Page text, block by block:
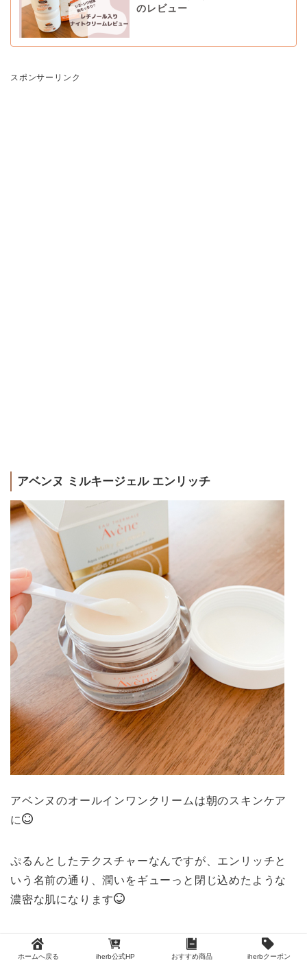
のレビュー
スポンサーリンク
アベンヌ ミルキージェル エンリッチ
アベンヌのオールインワンクリームは朝のスキンケア
に
ぷるんとしたテクスチャーなんですが、エンリッチと
いう名前の通り、潤いをギューっと閉じ込めたような
濃密な肌になります
オールインワンだけど、物足りなさがゼロ。
ていねいに化粧水や乳液、美容液を重ねた時のような
ホームへ戻る iherb公式HP おすすめ商品 iherbクーポン